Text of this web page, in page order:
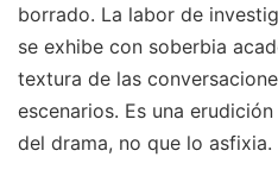
borrado. La labor de
se exhibe con soberbia
textura de las
escenarios. Es una
del drama, no que lo asfixia.